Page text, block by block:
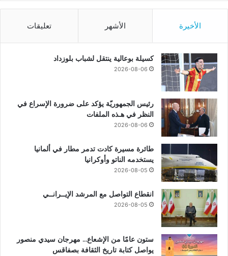
الأخيرة الأشهر تعليقات
كسيلة بوعالية ينتقل لشباب بلوزداد
2026-08-06
رئيس الجمهوريّة يؤكد على ضرورة الإسراع في
النظر في هـذه الملفات
2026-08-06
طائرة مسيرة كادت تدمر مطار في ألمانيا
يستخدمه الناتو وأوكرانيا
2026-08-05
انقطاع التواصل مع المرشد الإيــرانــي
2026-08-05
ستون عامًا من الإشعاع… مهرجان سيدي منصور
يواصل كتابة تاريخ الثقافة بصفاقس